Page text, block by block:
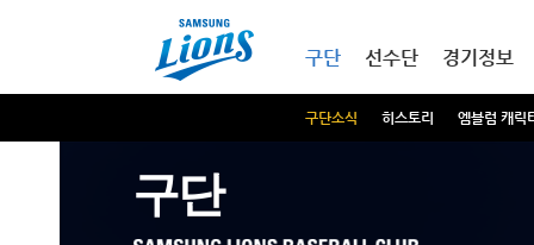
구단
구단소식 히스토리 엠블럼 캐릭
선수단 경기정보
구단